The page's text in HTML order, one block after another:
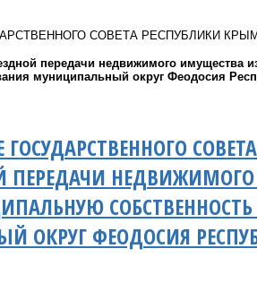
СОВЕТА РЕСПУБЛИКИ КРЫМ
передачи недвижимого имущества
муниципальный округ Феодосия
ГОСУДАРСТВЕННОГО
ПЕРЕДАЧИ
ОКРУГ ФЕОДОСИЯ